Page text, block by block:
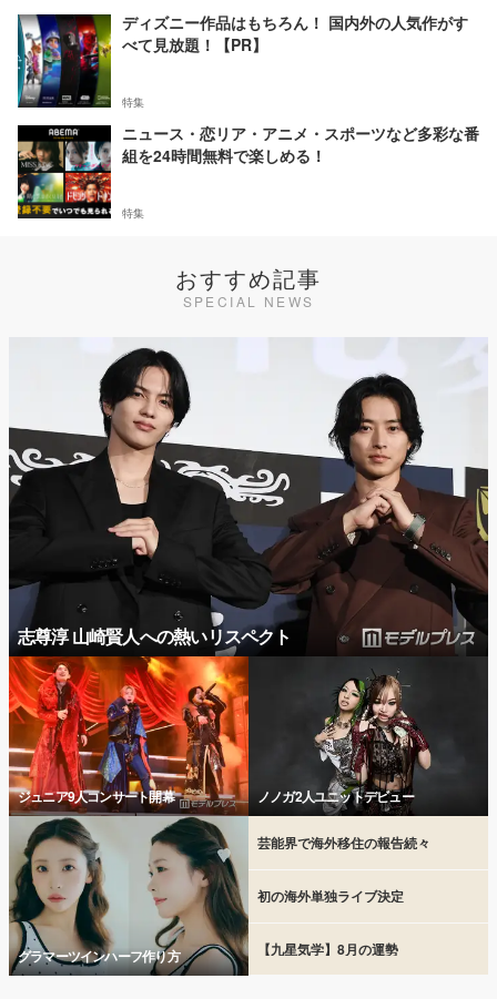
ディズニー作品はもちろん！ 国内外の人気作がす
べて見放題！【PR】
特集
ニュース・恋リア・アニメ・スポーツなど多彩な番
組を24時間無料で楽しめる！
特集
おすすめ記事
SPECIAL NEWS
志尊淳 山崎賢人への熱いリスペクト
ジュニア9人コンサート開幕 ノノガ2人ユニットデビュー
グラマーツインハーフ作り方
芸能界で海外移住の報告続々
初の海外単独ライブ決定
【九星気学】8月の運勢